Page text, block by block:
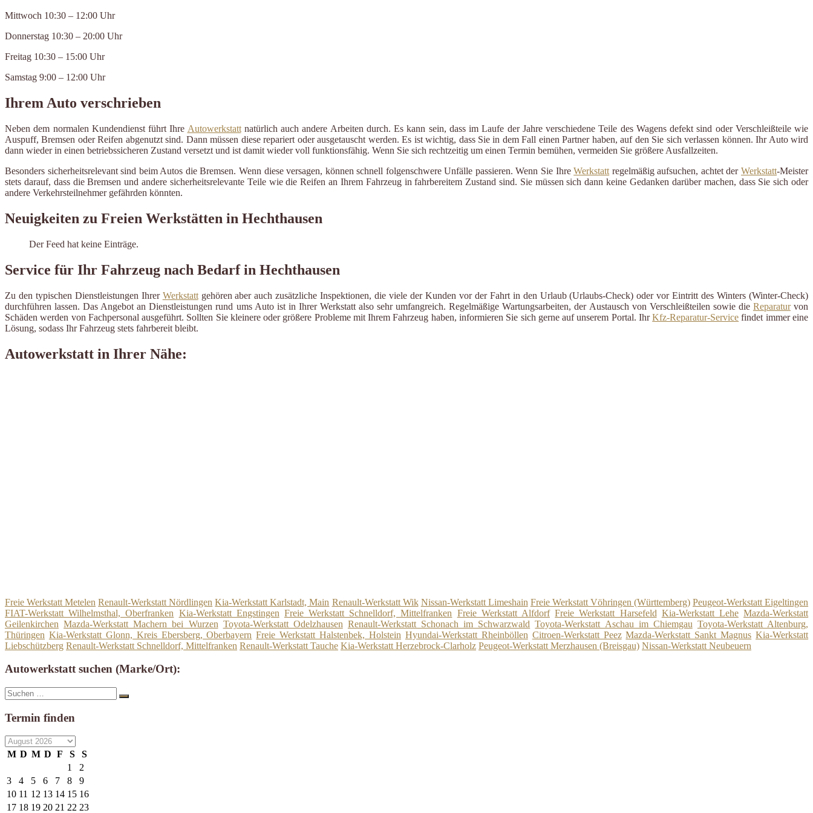
Mittwoch 10:30 – 12:00 Uhr
Donnerstag 10:30 – 20:00 Uhr
Freitag 10:30 – 15:00 Uhr
Samstag 9:00 – 12:00 Uhr
Ihrem Auto verschrieben
Neben dem normalen Kundendienst führt Ihre Autowerkstattnatürlich auch andere Arbeiten durch. Es kann sein, dass im Laufe der Jahre verschiedene Teile des Wagens defekt sind oder Verschleißteile wie
Auspuff, Bremsen oder Reifen abgenutzt sind. Dann müssen diese repariert oder ausgetauscht werden. Es ist wichtig, dass Sie in dem Fall einen Partner haben, auf den Sie sich verlassen können. Ihr Auto wird
dann wieder in einen betriebssicheren Zustand versetzt und ist damit wieder voll funktionsfähig. Wenn Sie sich rechtzeitig um einen Termin bemühen, vermeiden Sie größere Ausfallzeiten.
Besonders sicherheitsrelevant sind beim Autos die Bremsen. Wenn diese versagen, können schnell folgenschwere Unfälle passieren. Wenn Sie IhreWerkstatt regelmäßig aufsuchen, achtet derWerkstatt-Meister
stets darauf, dass die Bremsen und andere sicherheitsrelevante Teile wie die Reifen an Ihrem Fahrzeug in fahrbereitem Zustand sind. Sie müssen sich dann keine Gedanken darüber machen, dass Sie sich oder
andere Verkehrsteilnehmer gefährden könnten.
Neuigkeiten zu Freien Werkstätten in Hechthausen
Der Feed hat keine Einträge.
Service für Ihr Fahrzeug nach Bedarf in Hechthausen
Zu den typischen Dienstleistungen Ihrer Werkstattgehören aber auch zusätzliche Inspektionen, die viele der Kunden vor der Fahrt in den Urlaub (Urlaubs-Check) oder vor Eintritt des Winters (Winter-Check)
durchführen lassen. Das Angebot an Dienstleistungen rund ums Auto ist in Ihrer Werkstatt also sehr umfangreich. Regelmäßige Wartungsarbeiten, der Austausch von Verschleißteilen sowie die Reparaturvon
Schäden werden von Fachpersonal ausgeführt. Sollten Sie kleinere oder größere Probleme mit Ihrem Fahrzeug haben, informieren Sie sich gerne auf unserem Portal. IhrKfz-Reparatur-Service findet immer eine
Lösung, sodass Ihr Fahrzeug stets fahrbereit bleibt.
Autowerkstatt in Ihrer Nähe:
Freie Werkstatt Metelen Renault-Werkstatt Nördlingen Kia-Werkstatt Karlstadt, Main Renault-Werkstatt Wik Nissan-Werkstatt Limeshain Freie Werkstatt Vöhringen (Württemberg) Peugeot-Werkstatt Eigeltingen
FIAT-Werkstatt Wilhelmsthal, Oberfranken Kia-Werkstatt Engstingen Freie Werkstatt Schnelldorf, Mittelfranken Freie Werkstatt Alfdorf Freie Werkstatt Harsefeld Kia-Werkstatt Lehe Mazda-Werkstatt
Geilenkirchen Mazda-Werkstatt Machern bei Wurzen Toyota-Werkstatt Odelzhausen Renault-Werkstatt Schonach im Schwarzwald Toyota-Werkstatt Aschau im Chiemgau Toyota-Werkstatt Altenburg,
Thüringen Kia-Werkstatt Glonn, Kreis Ebersberg, Oberbayern Freie Werkstatt Halstenbek, Holstein Hyundai-Werkstatt Rheinböllen Citroen-Werkstatt Peez Mazda-Werkstatt Sankt Magnus Kia-Werkstatt
Liebschützberg Renault-Werkstatt Schnelldorf, Mittelfranken Renault-Werkstatt Tauche Kia-Werkstatt Herzebrock-Clarholz Peugeot-Werkstatt Merzhausen (Breisgau) Nissan-Werkstatt Neubeuern
Autowerkstatt suchen (Marke/Ort):
Suche
nach:
Suchen
Termin finden
M D M D F S
S
1
2
3
4 5 6 7 8
9
10 11 12 13 14 15 16
17 18 19 20 21 22 23